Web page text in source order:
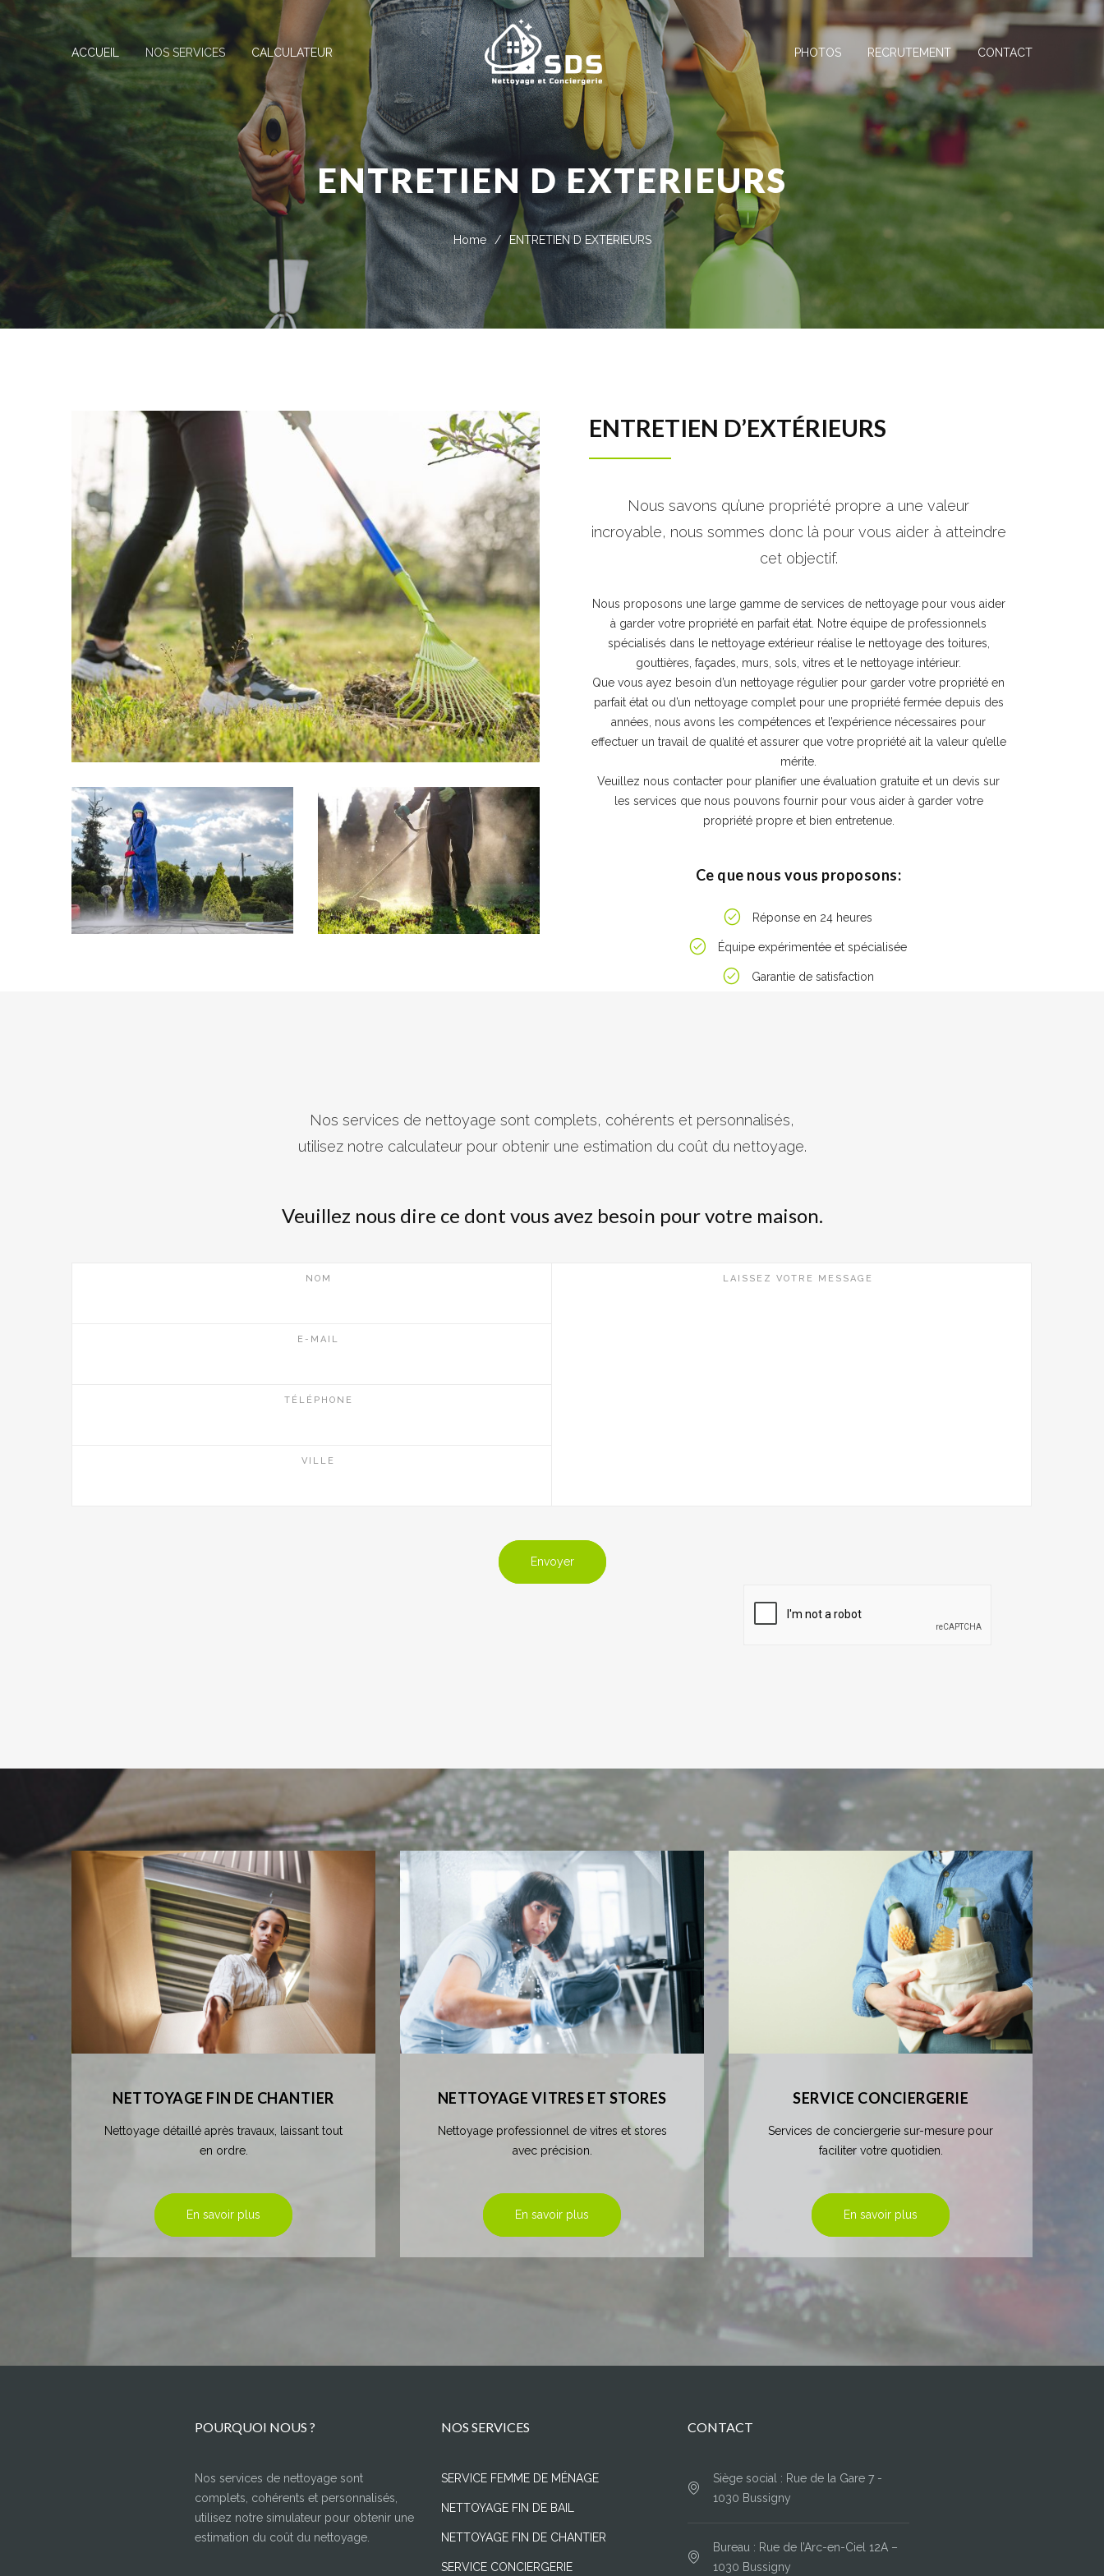
ACCUEIL NOS SERVICES CALCULATEUR PHOTOS RECRUTEMENT CONTACT
ENTRETIEN D EXTERIEURS
Home / ENTRETIEN D EXTERIEURS
ENTRETIEN D’EXTÉRIEURS
Nous savons qu’une propriété propre a une valeur
incroyable, nous sommes donc là pour vous aider à atteindre
cet objectif.
Nous proposons une large gamme de services de nettoyage pour vous aider
à garder votre propriété en parfait état. Notre équipe de professionnels
spécialisés dans le nettoyage extérieur réalise le nettoyage des toitures,
gouttières, façades, murs, sols, vitres et le nettoyage intérieur.
Que vous ayez besoin d’un nettoyage régulier pour garder votre propriété en
parfait état ou d’un nettoyage complet pour une propriété fermée depuis des
années, nous avons les compétences et l’expérience nécessaires pour
effectuer un travail de qualité et assurer que votre propriété ait la valeur qu’elle
mérite.
Veuillez nous contacter pour planifier une évaluation gratuite et un devis sur
les services que nous pouvons fournir pour vous aider à garder votre
propriété propre et bien entretenue.
Ce que nous vous proposons:
Réponse en 24 heures
Équipe expérimentée et spécialisée
Garantie de satisfaction
Nos services de nettoyage sont complets, cohérents et personnalisés,
utilisez notre calculateur pour obtenir une estimation du coût du nettoyage.
Veuillez nous dire ce dont vous avez besoin pour votre maison.
NOM
E-MAIL
TÉLÉPHONE
VILLE
LAISSEZ VOTRE MESSAGE
Envoyer
NETTOYAGE FIN DE CHANTIER
Nettoyage détaillé après travaux, laissant tout
en ordre.
En savoir plus
NETTOYAGE VITRES ET STORES
Nettoyage professionnel de vitres et stores
avec précision.
En savoir plus
SERVICE CONCIERGERIE
Services de conciergerie sur-mesure pour
faciliter votre quotidien.
En savoir plus
POURQUOI NOUS ?
Nos services de nettoyage sont
complets, cohérents et personnalisés,
utilisez notre simulateur pour obtenir une
estimation du coût du nettoyage.
NOS SERVICES
SERVICE FEMME DE MÉNAGE
NETTOYAGE FIN DE BAIL
NETTOYAGE FIN DE CHANTIER
SERVICE CONCIERGERIE
CONTACT
Siège social : Rue de la Gare 7 -
1030 Bussigny
Bureau : Rue de l’Arc-en-Ciel 12A –
1030 Bussigny